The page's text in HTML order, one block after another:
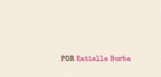
POR Katielle Borba